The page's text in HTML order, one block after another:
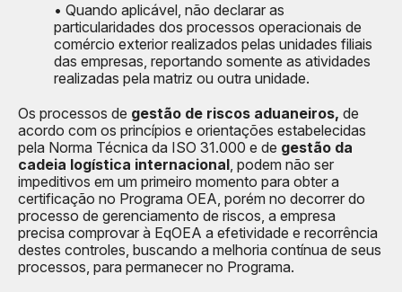
• Quando aplicável, não declarar as
particularidades dos processos operacionais de
comércio exterior realizados pelas unidades filiais
das empresas, reportando somente as atividades
realizadas pela matriz ou outra unidade.
Os processos de gestão de riscos aduaneiros, de
acordo com os princípios e orientações estabelecidas
pela Norma Técnica da ISO 31.000 e de gestão da
cadeia logística internacional, podem não ser
impeditivos em um primeiro momento para obter a
certificação no Programa OEA, porém no decorrer do
processo de gerenciamento de riscos, a empresa
precisa comprovar à EqOEA a efetividade e recorrência
destes controles, buscando a melhoria contínua de seus
processos, para permanecer no Programa.